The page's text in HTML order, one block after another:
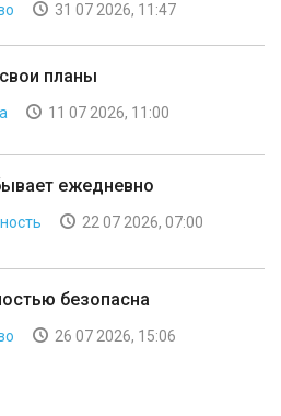
31 07 2026, 11:47
планы
11 07 2026, 11:00
ежедневно
22 07 2026, 07:00
безопасна
26 07 2026, 15:06